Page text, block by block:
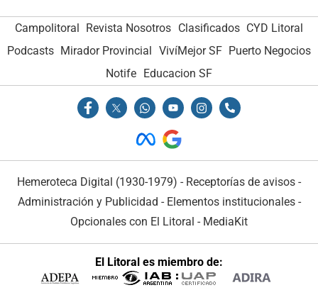
Campolitoral Revista Nosotros Clasificados CYD Litoral
Podcasts Mirador Provincial VivíMejor SF Puerto Negocios
Notife Educacion SF
Hemeroteca Digital (1930-1979) - Receptorías de avisos -
Administración y Publicidad - Elementos institucionales-
Opcionales con El Litoral - MediaKit
El Litoral es miembro de: